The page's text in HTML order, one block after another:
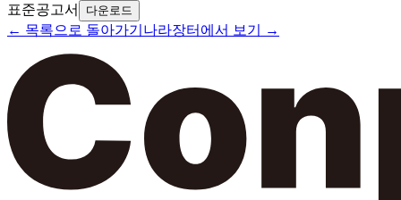
표준공고서 다운로드
← 목록으로 돌아가기 나라장터에서 보기 →